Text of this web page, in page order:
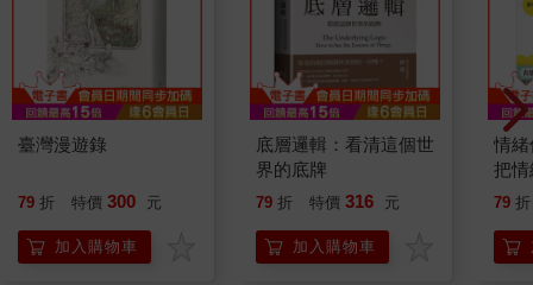
臺灣漫遊錄
79 折 特價 300 元
加入購物車
底層邏輯：看清這個世
界的底牌
79 折 特價 316 元
加入購物車
情
把
誰
79 折